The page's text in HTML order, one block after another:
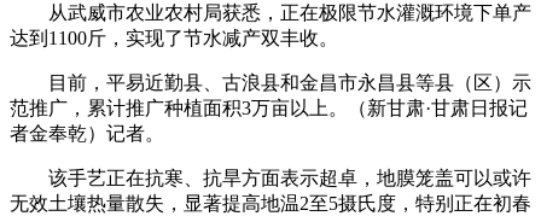
从武威市农业农村局获悉，正在极限节水灌溉环境下单产
达到1100斤，实现了节水减产双丰收。
目前，平易近勤县、古浪县和金昌市永昌县等县（区）示
范推广，累计推广种植面积3万亩以上。（新甘肃·甘肃日报记
者金奉乾）记者。
该手艺正在抗寒、抗旱方面表示超卓，地膜笼盖可以或许
无效土壤热量散失，显著提高地温2至5摄氏度，特别正在初春